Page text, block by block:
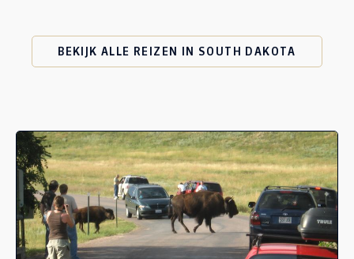
BEKIJK ALLE REIZEN IN SOUTH DAKOTA